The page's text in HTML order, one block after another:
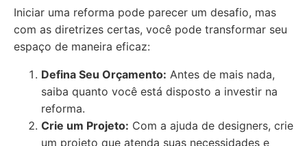
Iniciar uma reforma pode parecer um desafio, mas
com as diretrizes certas, você pode transformar seu
espaço de maneira eficaz:
Defina Seu Orçamento: Antes de mais nada,
saiba quanto você está disposto a investir na
reforma.
Crie um Projeto: Com a ajuda de designers, crie
um projeto que atenda suas necessidades e